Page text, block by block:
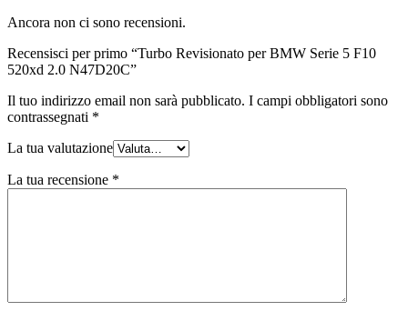
Ancora non ci sono recensioni.
Recensisci per primo “Turbo Revisionato per BMW Serie 5 F10
520xd 2.0 N47D20C”
Il tuo indirizzo email non sarà pubblicato. I campi obbligatori sono
contrassegnati *
La tua valutazione
La tua recensione *